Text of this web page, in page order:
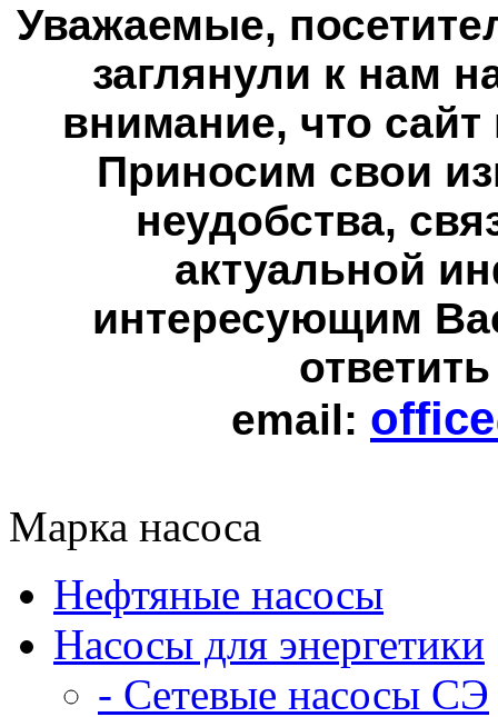
Уважаемые,
заглянули к нам
внимание, что сайт
Приносим свои
неудобства,
актуальной
интересующим
email:
Марка насоса
Нефтяные насосы
Насосы для энергетики
- Сетевые насосы СЭ